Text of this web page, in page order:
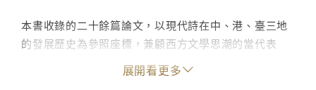
本書收錄的二十餘篇論文，以現代詩在中、港、臺三地
的發展歷史為參照座標，兼顧西方文學思潮的當代表
現，力圖於中國文學發展脈絡下，研討現代詩與現代
性、語言藝術、歷史文化社會的關聯性，並藉由鄭敏、
展開看更多